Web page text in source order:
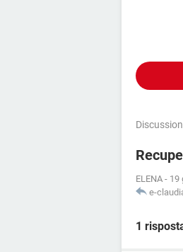
ELENA - 19
e-
1